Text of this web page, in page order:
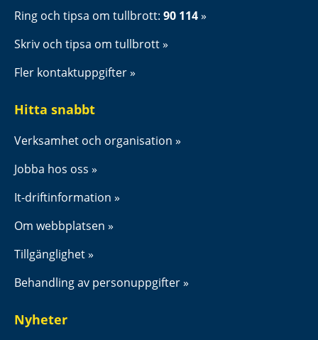
Ring och tipsa om tullbrott: 90 114
Skriv och tipsa om tullbrott
Fler kontaktuppgifter
Hitta snabbt
Verksamhet och organisation
Jobba hos oss
It-driftinformation
Om webbplatsen
Tillgänglighet
Behandling av personuppgifter
Nyheter